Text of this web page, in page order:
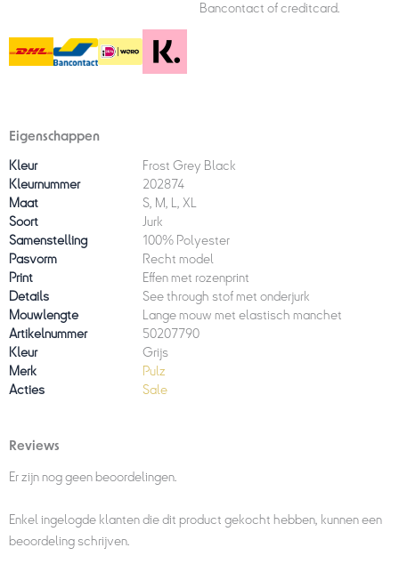
Bancontact of creditcard.
Eigenschappen
Kleur
Frost Grey Black
Kleurnummer
202874
Maat
S, M, L, XL
Soort
Jurk
Samenstelling
100% Polyester
Pasvorm
Recht model
Print
Effen met rozenprint
Details
See through stof met onderjurk
Mouwlengte
Lange mouw met elastisch manchet
Artikelnummer
50207790
Kleur
Grijs
Merk
Pulz
Acties
Sale
Reviews
Er zijn nog geen beoordelingen.
Enkel ingelogde klanten die dit product gekocht hebben, kunnen een
beoordeling schrijven.